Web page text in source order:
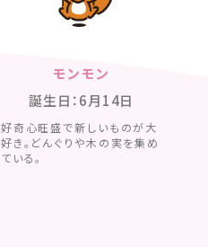
モンモン
誕生日：6月14日
好奇心旺盛で新しいものが大
好き。どんぐりや木の実を集め
ている。